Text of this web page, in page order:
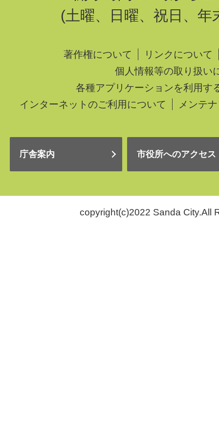
(土曜、日曜、祝日、年
著作権について
リンクについて
個人情報等の取り扱い
各種アプリケーションを利用す
インターネットのご利用について
メンテ
庁舎案内 市役所へのアクセス
copyright(c)2022 Sanda City.All